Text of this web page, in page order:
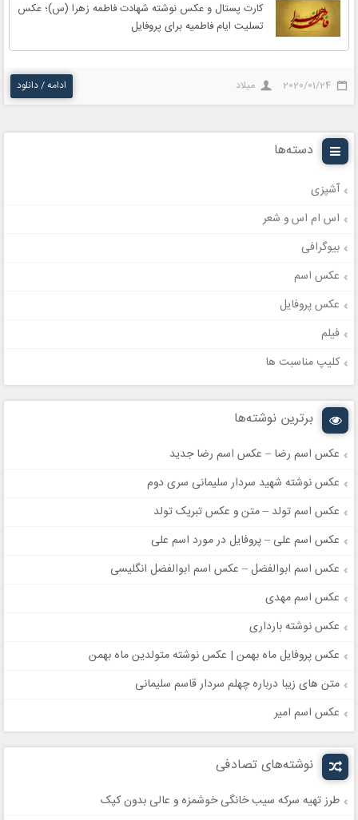
کارت پستال و عکس نوشته شهادت فاطمه زهرا (س)؛ عکس
تسلیت ایام فاطمیه برای پروفایل
2020/01/24 میلاد ادامه / دانلود
دسته‌ها
آشپزی
اس ام اس و شعر
بیوگرافی
عکس اسم
عکس پروفایل
فیلم
کلیپ مناسبت ها
برترین نوشته‌ها
عکس اسم رضا – عکس اسم رضا جدید
عکس نوشته شهید سردار سلیمانی سری دوم
عکس اسم تولد – متن و عکس تبریک تولد
عکس اسم علی – پروفایل در مورد اسم علی
عکس اسم ابوالفضل – عکس اسم ابوالفضل انگلیسی
عکس اسم مهدی
عکس نوشته بارداری
عکس پروفایل ماه بهمن | عکس نوشته متولدین ماه بهمن
متن های زیبا درباره چهلم سردار قاسم سلیمانی
عکس اسم امیر
نوشته‌های تصادفی
طرز تهیه سرکه سیب خانگی خوشمزه و عالی بدون کپک